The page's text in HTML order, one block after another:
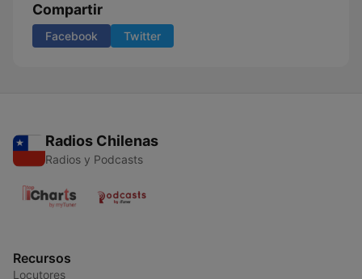
Compartir
Facebook Twitter
Radios Chilenas
Radios y Podcasts
Recursos
Locutores